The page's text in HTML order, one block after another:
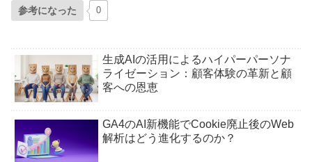
参考になった 0
生成AIの活用によるハイパーパーソナ
ライゼーション：顧客体験の革新と顧
客への恩恵
GA4のAI新機能でCookie廃止後のWeb
解析はどう進化するのか？